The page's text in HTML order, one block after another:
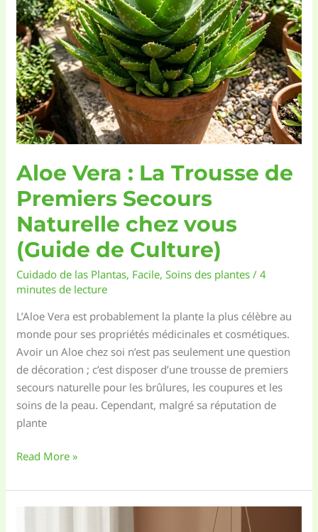
Aloe Vera : La Trousse de
Premiers Secours
Naturelle chez vous
(Guide de Culture)
Cuidado de las Plantas, Facile,Soins des plantes /4
minutes de lecture
L’Aloe Vera est probablement la plante la plus célèbre au
monde pour ses propriétés médicinales et cosmétiques.
Avoir un Aloe chez soi n’est pas seulement une question
de décoration ; c’est disposer d’une trousse de premiers
secours naturelle pour les brûlures, les coupures et les
soins de la peau. Cependant, malgré sa réputation de
plante
Aloe
:
La
Read More »